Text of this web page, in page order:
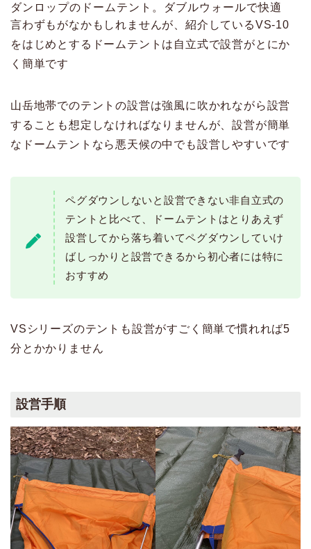
ダンロップのドームテント。ダブルウォールで快適
言わずもがなかもしれませんが、紹介しているVS-10
をはじめとするドームテントは自立式で設営がとにか
く簡単です
山岳地帯でのテントの設営は強風に吹かれながら設営
することも想定しなければなりませんが、設営が簡単
なドームテントなら悪天候の中でも設営しやすいです
ペグダウンしないと設営できない非自立式の
テントと比べて、ドームテントはとりあえず
設営してから落ち着いてペグダウンしていけ
ばしっかりと設営できるから初心者には特に
おすすめ
VSシリーズのテントも設営がすごく簡単で慣れれば5
分とかかりません
設営手順